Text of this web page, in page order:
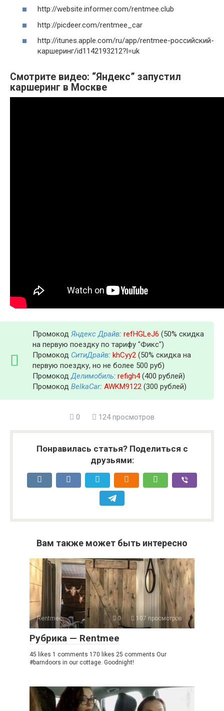
http://website.informer.com/rentmee.club
http://picdeer.com/rentmee_car
http://itunes.apple.com/ru/app/rentmee-российский-
каршеринг/id1142193212?l=uk
Смотрите видео: “Яндекс” запустил
каршеринг в Москве
Промокод Яндекс Драйв: refHGLeJ6 (50% скидка
на первую поездку по тарифу "Фикс")
Промокод СитиДрайв: khCyy2 (50% скидка на
первую поездку, но не более 500 руб)
ПромокодДелимобиль: refigh4(400 рублей)
Промокод BelkaCar: AWKM9122 (300 рублей)
0 124 просмотров
Понравилась статья? Поделиться с
друзьями:
Вам также может быть интересно
Rentmee 0 107 просмотров
Рубрика — Rentmee
45 likes 1 comments 170 likes 25 comments Our
#barndoors in our cottage. Goodnight!